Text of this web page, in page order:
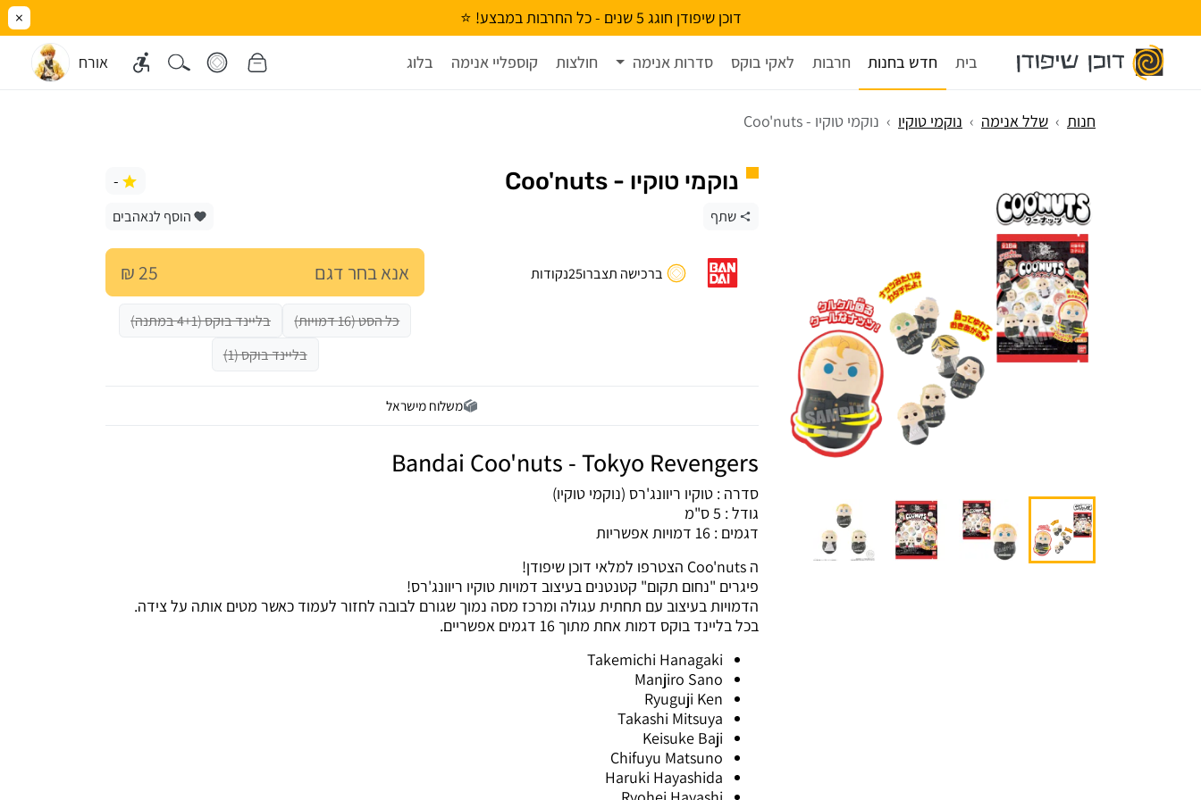
דוכן שיפודן חוגג 5 שנים - כל החרבות במבצע! ⭐ ×
בית חדש בחנות חרבות לאקי בוקס סדרות אנימה חולצות קוספליי אנימה בלוג אורח
חנות שלל אנימה נוקמי טוקיו נוקמי טוקיו - Coo'nuts
נוקמי טוקיו - Coo'nuts -
שתף הוסף לנאהבים
אנא בחר דגם 25 ₪
כל הסט (16 דמויות)
בליינד בוקס (4+1 במתנה)
בליינד בוקס (1)
ברכישה תצברו25נקודות
משלוח מישראל
Bandai Coo'nuts - Tokyo Revengers
סדרה : טוקיו ריוונג'רס (נוקמי טוקיו)
גודל : 5 ס"מ
דגמים : 16 דמויות אפשריות
ה Coo'nuts הצטרפו למלאי דוכן שיפודן!
פיגרים "נחום תקום" קטנטנים בעיצוב דמויות טוקיו ריוונג'רס!
הדמויות בעיצוב עם תחתית עגולה ומרכז מסה נמוך שגורם לבובה לחזור לעמוד כאשר מטים אותה על צידה.
בכל בליינד בוקס דמות אחת מתוך 16 דגמים אפשריים.
Takemichi Hanagaki
Manjiro Sano
Ryuguji Ken
Takashi Mitsuya
Keisuke Baji
Chifuyu Matsuno
Haruki Hayashida